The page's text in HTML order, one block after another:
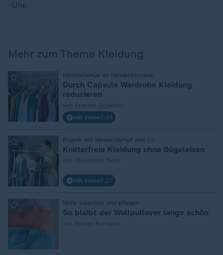
Uhr.
Mehr zum Thema Kleidung
Minimalismus im Kleiderschrank
Durch Capsule Wardrobe Kleidung
reduzieren
mit Video3:43
Bügeln mit Wasserdampf und Co.
Knitterfreie Kleidung ohne Bügeleisen
mit Video5:27
Wolle waschen und pflegen
So bleibt der Wollpullover lange schön